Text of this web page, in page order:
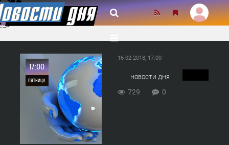
17:00
ПЯТНИЦА
16-02-2018, 17:00
НОВОСТИ ДНЯ
729 0